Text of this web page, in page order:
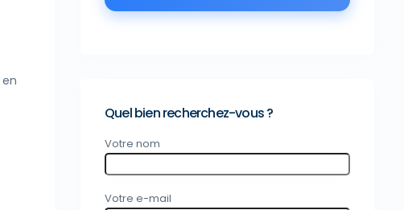
Quel bien recherchez-vous ?
Votre nom
Votre e-mail